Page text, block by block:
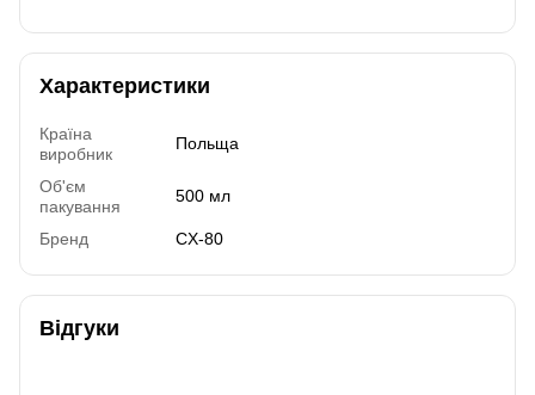
Характеристики
Країна
виробник
Польща
Об'єм
пакування
500 мл
Бренд CX-80
Відгуки